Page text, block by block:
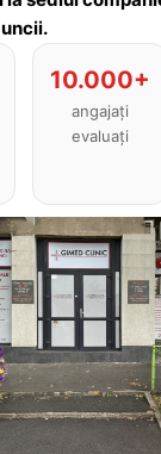
10.000+
angajați
evaluați